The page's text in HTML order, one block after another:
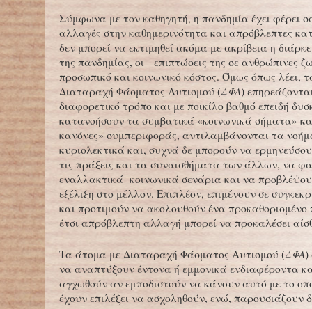
Σύμφωνα με τον καθηγητή, η πανδημία έχει φέρει
αλλαγές στην καθημερινότητα και απρόβλεπτες
δεν μπορεί να εκτιμηθεί ακόμα με ακρίβεια η
της πανδημίας, οι επιπτώσεις της σε ανθρώπινες
προσωπικό και κοινωνικό κόστος. Όμως όπως λέει,
Διαταραχή Φάσματος Αυτισμού (ΔΦΑ)
διαφορετικό τρόπο και με ποικίλο βαθμό επειδή
κατανοήσουν τα συμβατικά «κοινωνικά σήματα»
κανόνες» συμπεριφοράς, αντιλαμβάνονται τα
κυριολεκτικά και, συχνά δε μπορούν να
τις πράξεις και τα συναισθήματα των άλλων, να
εναλλακτικά κοινωνικά σενάρια και να
εξέλιξη στο μέλλον. Επιπλέον, επιμένουν σε
και προτιμούν να ακολουθούν ένα
έτσι απρόβλεπτη αλλαγή μπορεί να προκαλέσει
Τα άτομα με Διαταραχή Φάσματος Αυτισμού (ΔΦΑ)
να αναπτύξουν έντονα ή εμμονικά ενδιαφέροντα
αγχωθούν αν εμποδιστούν να κάνουν αυτό με το
έχουν επιλέξει να ασχοληθούν, ενώ, παρουσιάζουν